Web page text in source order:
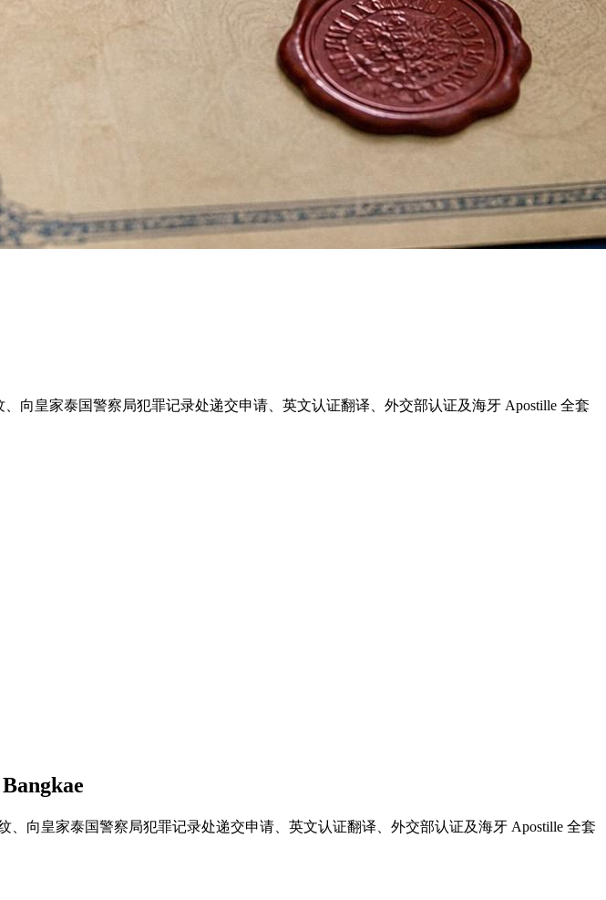
、向皇家泰国警察局犯罪记录处递交申请、英文认证翻译、外交部认证及海牙 Apostille 全套
、向皇家泰国警察局犯罪记录处递交申请、英文认证翻译、外交部认证及海牙 Apostille 全套